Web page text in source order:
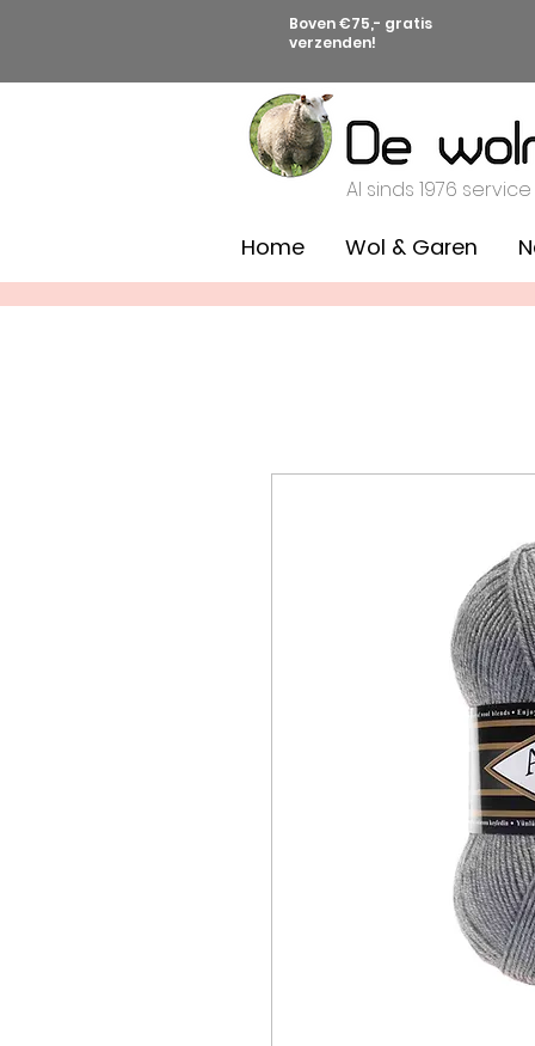
Boven €75,- gratis
verzenden!
Al sinds 1976
Home Wol & Garen